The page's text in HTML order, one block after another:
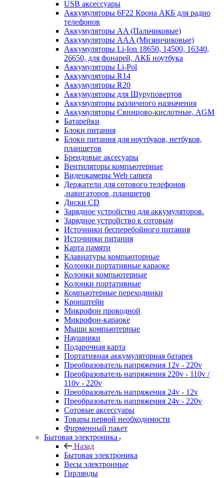
USB аксессуары
Аккумуляторы 6F22 Крона АКБ для радио
телефонов
Аккумуляторы AA (Пальчиковые)
Аккумуляторы AAA (Мизинчиковые)
Аккумуляторы Li-Ion 18650, 14500, 16340,
26650, для фонарей, АКБ ноутбука
Аккумуляторы Li-Pol
Аккумуляторы R14
Аккумуляторы R20
Аккумуляторы для Шуруповертов
Аккумуляторы различного назначения
Аккумуляторы Свинцово-кислотные, AGM
Батарейки
Блоки питания
Блоки питания для ноутбуков, нетбуков,
планшетов
Брендовые аксесуары
Вентиляторы компьютерные
Видеокамеры Web camera
Держатели для сотового телефонов
,навигаторов ,планшетов
Диски CD
Зарядное устройство для аккумуляторов.
Зарядное устройство к сотовым
Источники бесперебойного питания
Источники питания
Карта памяти
Клавиатуры компьюторные
Колонки портативные караоке
Колонки компьютерные
Колонки портативные
Компьютерные переходники
Кронштейн
Микрофон проводной
Микрофон-караоке
Мыши компьютерные
Наушники
Подарочная карта
Портативная аккумуляторная батарея
Преобразователь напряжения 12v - 220v
Преобразователь напряжения 220v - 110v /
110v - 220v
Преобразователь напряжения 24v - 12v
Преобразователь напряжения 24v - 220v
Сотовые аксессуары
Товары первой необходимости
Фирменный пакет
Бытовая электроника
Назад
Бытовая электроника
Весы электронные
Гирлянды